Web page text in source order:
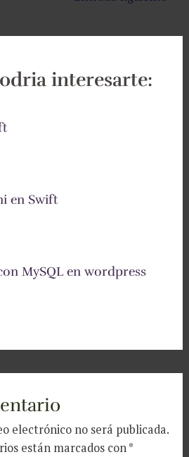
interesarte:
en Swift
MySQL en wordpress
electrónico no será publicada.
están marcados con*